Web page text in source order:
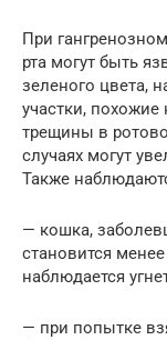
При
рта могут быть
зеленого цвета,
участки,
трещины в
случаях могут
Также
— кошка,
становится
наблюдается
— при попытке